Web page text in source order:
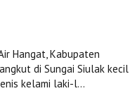
Hangat, Kabupaten
di Sungai Siulak kecil
kelami laki-l...